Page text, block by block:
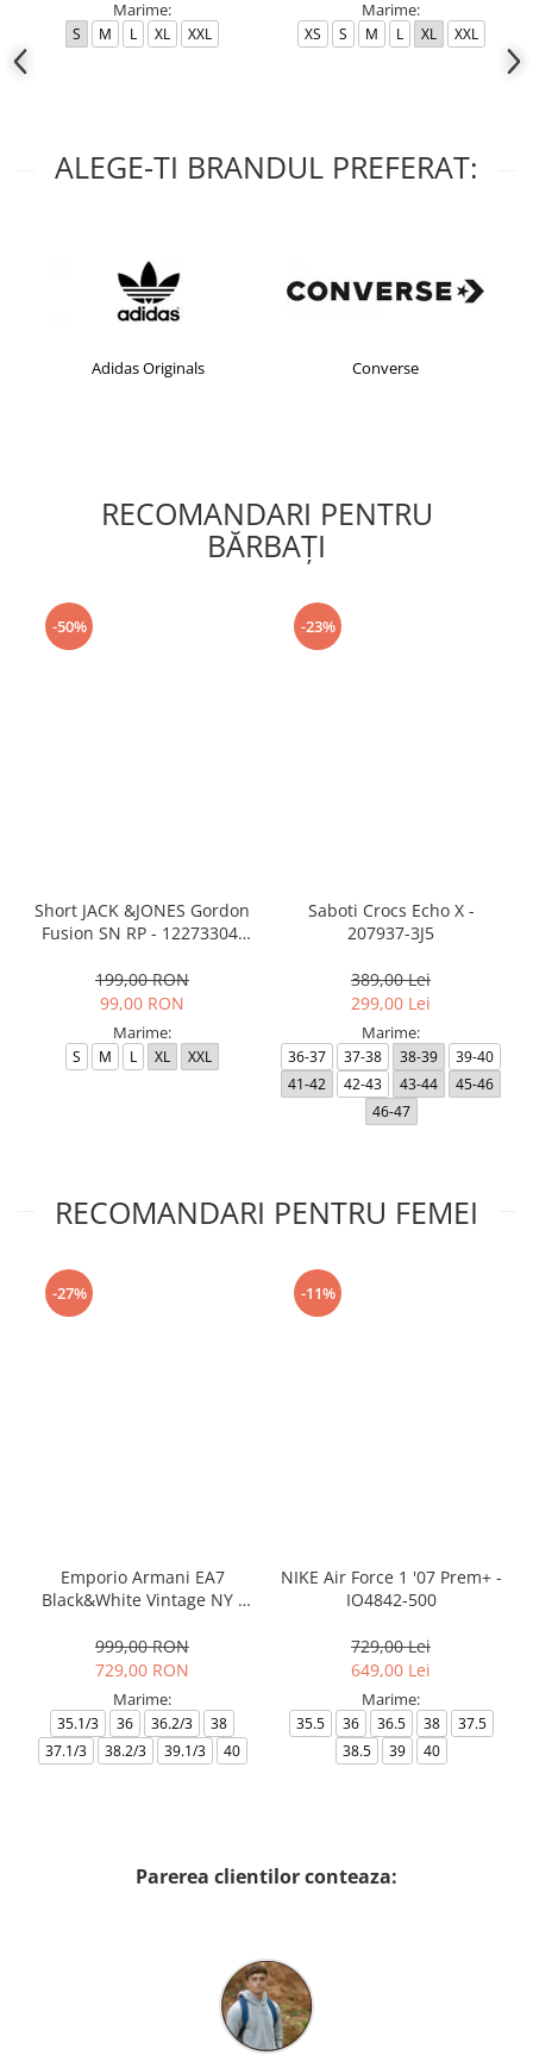
Marime:
S M L XL XXL
Marime:
XS S M L XL XXL
ALEGE-TI BRANDUL PREFERAT:
Adidas Originals Converse
RECOMANDARI PENTRU
BĂRBAŢI
-50%
Short JACK &JONES Gordon
Fusion SN RP - 12273304-
199,00 RON
99,00 RON
Marime:
S M L XL XXL
-23%
Saboti Crocs Echo X -
207937-3J5
389,00 Lei
299,00 Lei
Marime:
36-37 37-38 38-39
39-40
41-42
42-43 43-44
45-46
46-47
RECOMANDARI PENTRU FEMEI
-27%
Emporio Armani EA7
Black&White Vintage NY -
999,00 RON
729,00 RON
Marime:
35.1/3 36 36.2/3
38
37.1/3
38.2/3 39.1/3 40
-11%
NIKE Air Force 1 '07 Prem+ -
IO4842-500
729,00 Lei
649,00 Lei
Marime:
35.5 36 36.5 38
37.5
38.5
39 40
Parerea clientilor conteaza: